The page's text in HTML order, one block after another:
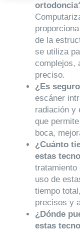
de la
se utiliza
complejos,
preciso.
¿Es
escáner
radiación y
que
boca,
¿Cuánto
estas
tratamiento
uso de
tiempo
precisos y
¿Dónde
estas